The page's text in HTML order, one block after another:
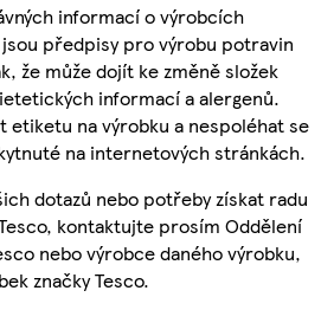
informací o výrobcích
předpisy pro výrobu potravin
že může dojít ke změně složek
informací a alergenů.
etiketu na výrobku a nespoléhat se
na internetových stránkách.
dotazů nebo potřeby získat radu
kontaktujte prosím Oddělení
nebo výrobce daného výrobku,
značky Tesco.